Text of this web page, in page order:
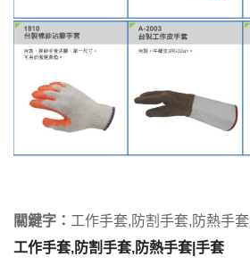
關鍵字： 工作手套,防割手套,防熱手套
工作手套,防割手套,防熱手套|手套